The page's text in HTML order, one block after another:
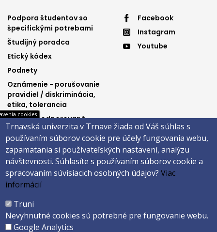
Footer
menu
3
Podpora študentov so
špecifickými potrebami
Študijný poradca
Etický kódex
Podnety
Oznámenie - porušovanie
pravidiel / diskriminácia,
etika, tolerancia
Výučba podporovaná
Ministerstvom
spravodlivosti SR
Footer
menu
Facebook
Instagram
Youtube
Päta
Vyhlásenie o prístupnosti
Copyright ©2026 Právnická fakulta · Trnavská univerzita v Trnave
cookies
Trnavská univerzita v Trnave žiada od Váš súhlas s
používaním súborov cookie pre účely fungovania webu,
zapamätania si používateľských nastavení, analýzu
návštevnosti. Súhlasíte s používaním súborov cookie a
spracovaním súvisiacich osobných údajov?Viac
informácií
Truni
Nevyhnutné cookies sú potrebné pre fungovanie webu.
Google Analytics